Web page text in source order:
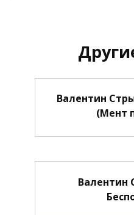
Валентин
(Мент
Валентин